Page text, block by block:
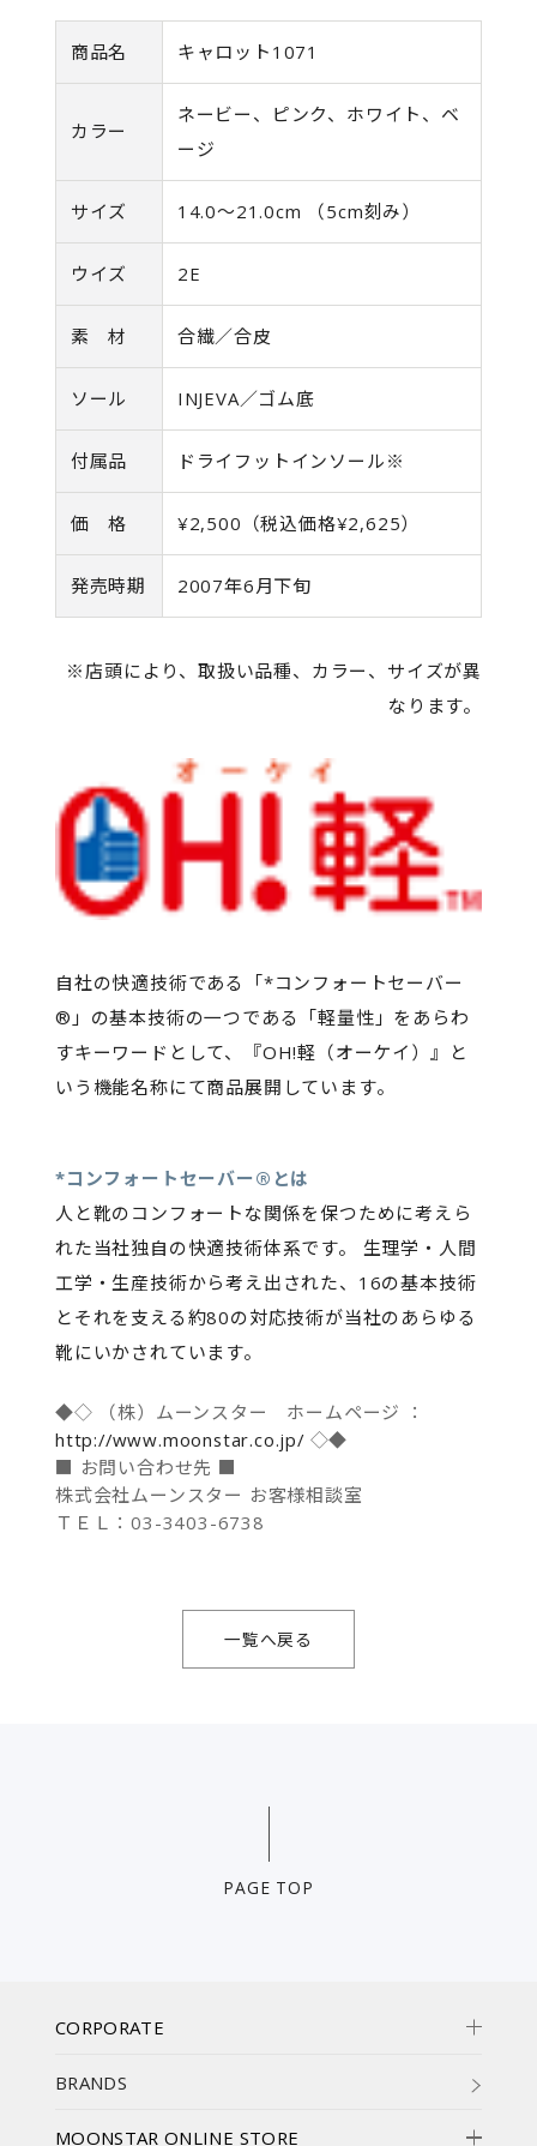
商品名 キャロット1071
カラー
ネービー、ピンク、ホワイト、ベ
ージ
サイズ 14.0〜21.0cm （5cm刻み）
ウイズ 2E
素 材 合繊／合皮
ソール INJEVA／ゴム底
付属品 ドライフットインソール※
価 格 ¥2,500（税込価格¥2,625）
発売時期 2007年6月下旬
※店頭により、取扱い品種、カラー、サイズが異
なります。
自社の快適技術である「*コンフォートセーバー
®」の基本技術の一つである「軽量性」をあらわ
すキーワードとして、『OH!軽（オーケイ）』と
いう機能名称にて商品展開しています。
*コンフォートセーバー®とは
人と靴のコンフォートな関係を保つために考えら
れた当社独自の快適技術体系です。 生理学・人間
工学・生産技術から考え出された、16の基本技術
とそれを支える約80の対応技術が当社のあらゆる
靴にいかされています。
◆◇ （株）ムーンスター ホームページ ：
http://www.moonstar.co.jp/◇◆
■ お問い合わせ先 ■
株式会社ムーンスター お客様相談室
ＴＥＬ：03-3403-6738
一覧へ戻る
PAGE TOP
CORPORATE
BRANDS
MOONSTAR ONLINE STORE